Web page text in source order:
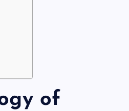
of